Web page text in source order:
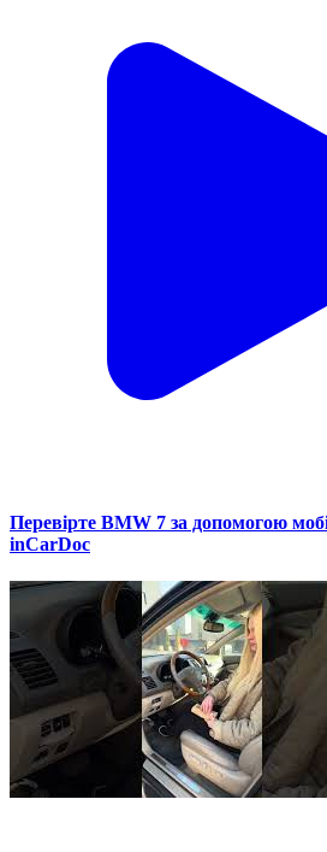
Перевірте BMW 7 за допомогою
inCarDoc